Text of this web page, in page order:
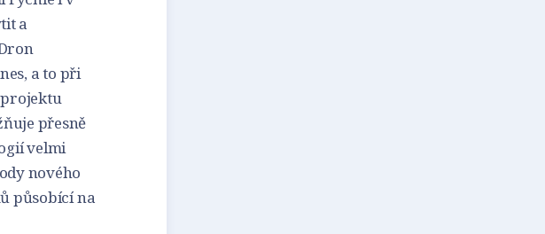
a
a to při
přesně
velmi
nového
působící na